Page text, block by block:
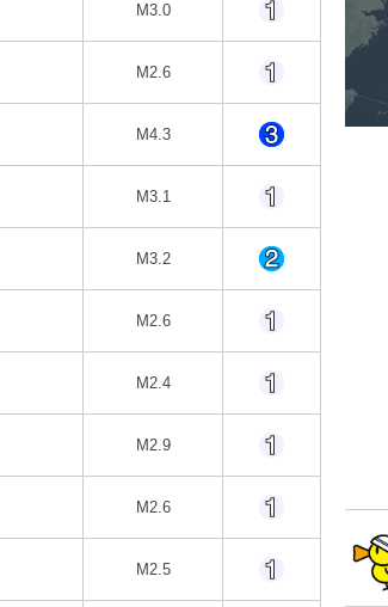
M3.0
M2.6
M4.3
M3.1
M3.2
M2.6
M2.4
M2.9
M2.6
M2.5